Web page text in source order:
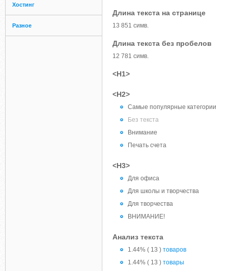
Хостинг
Разное
Длина текста на странице
13 851 симв.
Длина текста без пробелов
12 781 симв.
<H1>
<H2>
Самые популярные категории
Без текста
Внимание
Печать счета
<H3>
Для офиса
Для школы и творчества
Для творчества
ВНИМАНИЕ!
Анализ текста
1.44% ( 13 ) товаров
1.44% ( 13 ) товары